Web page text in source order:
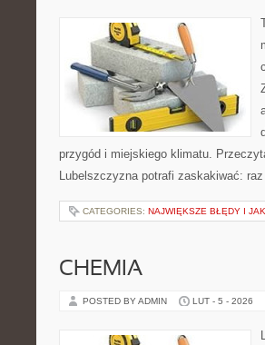
przygód i miejskiego klimatu.
Lubelszczyzna potrafi zaskakiwać:
CATEGORIES: NAJWIĘKSZE BŁĘDY I
CHEMIA
POSTED BY ADMIN LUT - 5 - 2026